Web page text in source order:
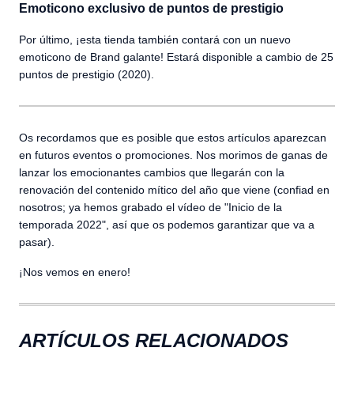
Emoticono exclusivo de puntos de prestigio
Por último, ¡esta tienda también contará con un nuevo
emoticono de Brand galante! Estará disponible a cambio de 25
puntos de prestigio (2020).
Os recordamos que es posible que estos artículos aparezcan
en futuros eventos o promociones. Nos morimos de ganas de
lanzar los emocionantes cambios que llegarán con la
renovación del contenido mítico del año que viene (confiad en
nosotros; ya hemos grabado el vídeo de "Inicio de la
temporada 2022", así que os podemos garantizar que va a
pasar).
¡Nos vemos en enero!
ARTÍCULOS RELACIONADOS